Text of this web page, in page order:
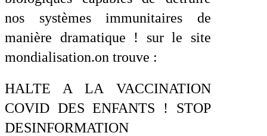
nos systèmes immunitaires de
manière dramatique ! sur le site
mondialisation.on trouve :
HALTE A LA VACCINATION
COVID DES ENFANTS ! STOP
DESINFORMATION